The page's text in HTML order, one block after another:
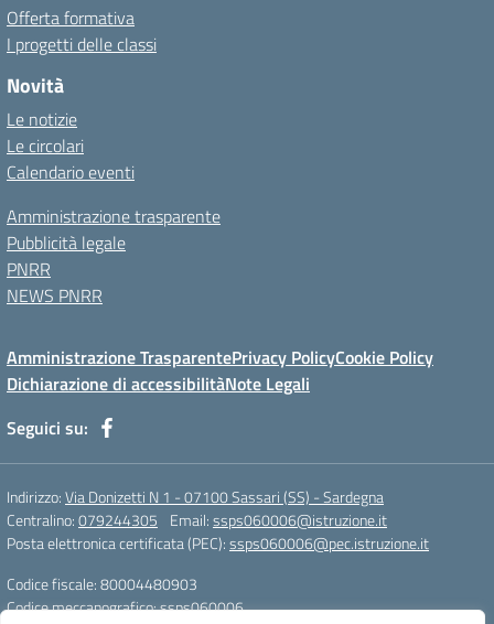
Offerta formativa
I progetti delle classi
Novità
Le notizie
Le circolari
Calendario eventi
Amministrazione trasparente
Pubblicità legale
PNRR
NEWS PNRR
Amministrazione TrasparentePrivacy PolicyCookie Policy
Dichiarazione di accessibilitàNote Legali
Seguici su:
Indirizzo:Via Donizetti N 1 - 07100 Sassari (SS) - Sardegna
Centralino:079244305 Email:ssps060006@istruzione.it
Posta elettronica certificata (PEC):ssps060006@pec.istruzione.it
Codice fiscale: 80004480903
Codice meccanografico:ssps060006